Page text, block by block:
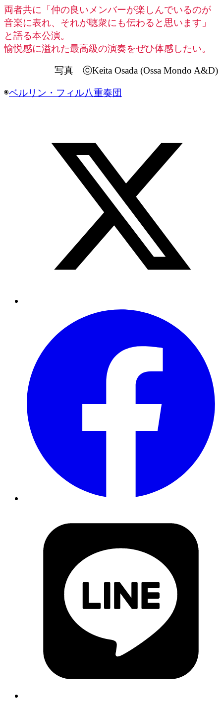
両者共に「仲の良いメンバーが楽しんでいるのが
音楽に表れ、それが聴衆にも伝わると思います」
と語る本公演。
愉悦感に溢れた最高級の演奏をぜひ体感したい。
写真 ⓒKeita Osada (Ossa Mondo A&D)
◉ベルリン・フィル八重奏団